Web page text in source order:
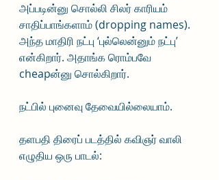
அப்படின்னு சொல்லி சிலர் காரியம்
சாதிப்பாங்களாம் (dropping names).
அந்த மாதிரி நட்பு ‘புல்லென்னும் நட்பு’
என்கிறார். அதாங்க ரொம்பவே
cheapன்னு சொல்கிறார்.
நட்பில் புனைவு தேவையில்லையாம்.
தளபதி திரைப் படத்தில் கவிஞர் வாலி
எழுதிய ஒரு பாடல்: